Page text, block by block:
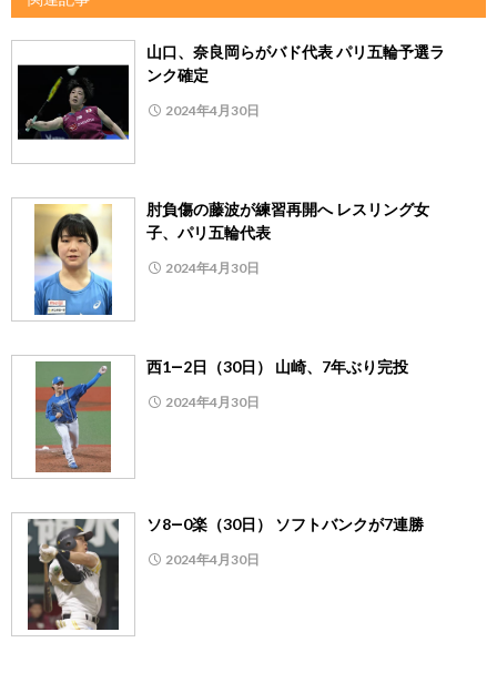
山口、奈良岡らがバド代表 パリ五輪予選ラ
ンク確定
2024年4月30日
肘負傷の藤波が練習再開へ レスリング女
子、パリ五輪代表
2024年4月30日
西1―2日（30日） 山崎、7年ぶり完投
2024年4月30日
ソ8―0楽（30日） ソフトバンクが7連勝
2024年4月30日